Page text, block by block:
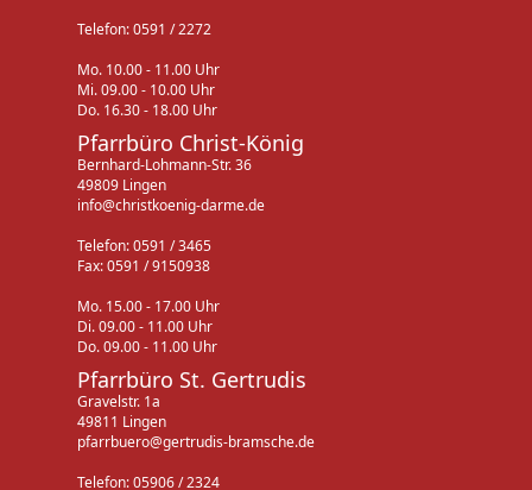
Telefon: 0591 / 2272
Mo. 10.00 - 11.00 Uhr
Mi. 09.00 - 10.00 Uhr
Do. 16.30 - 18.00 Uhr
Pfarrbüro Christ-König
Bernhard-Lohmann-Str. 36
49809 Lingen
info@christkoenig-darme.de
Telefon: 0591 / 3465
Fax: 0591 / 9150938
Mo. 15.00 - 17.00 Uhr
Di. 09.00 - 11.00 Uhr
Do. 09.00 - 11.00 Uhr
Pfarrbüro St. Gertrudis
Gravelstr. 1a
49811 Lingen
pfarrbuero@gertrudis-bramsche.de
Telefon: 05906 / 2324